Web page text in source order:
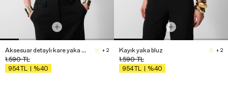
Aksesuar detaylı kare yaka bluz + 2
1.590TL
954
%40
Kayık yaka bluz + 2
1.590TL
954
%40